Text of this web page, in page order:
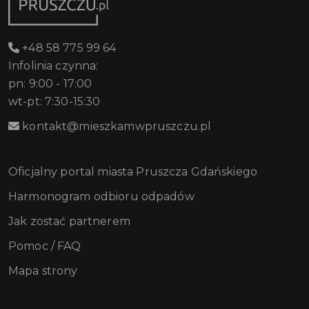
+48 58 775 99 64
Infolinia czynna:
pn: 9:00 - 17:00
wt-pt: 7:30-15:30
kontakt@mieszkamwpruszczu.pl
Oficjalny portal miasta Pruszcza Gdańskiego
Harmonogram odbioru odpadów
Jak zostać partnerem
Pomoc / FAQ
Mapa strony